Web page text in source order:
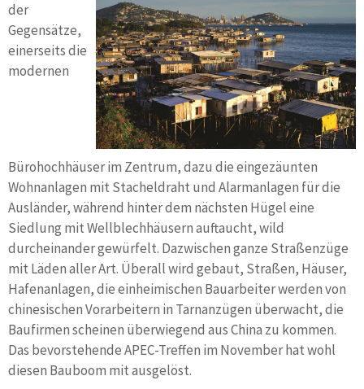
der
Gegensätze,
einerseits die
modernen
Bürohochhäuser im Zentrum, dazu die eingezäunten
Wohnanlagen mit Stacheldraht und Alarmanlagen für die
Ausländer, während hinter dem nächsten Hügel eine
Siedlung mit Wellblechhäusern auftaucht, wild
durcheinander gewürfelt. Dazwischen ganze Straßenzüge
mit Läden aller Art. Überall wird gebaut, Straßen, Häuser,
Hafenanlagen, die einheimischen Bauarbeiter werden von
chinesischen Vorarbeitern in Tarnanzügen überwacht, die
Baufirmen scheinen überwiegend aus China zu kommen.
Das bevorstehende APEC-Treffen im November hat wohl
diesen Bauboom mit ausgelöst.